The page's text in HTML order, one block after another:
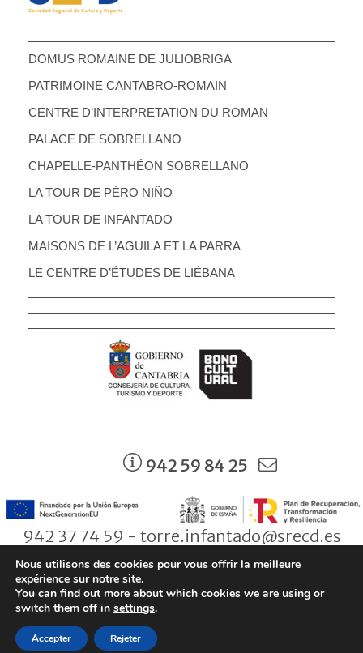
DOMUS ROMAINE DE JULIOBRIGA
PATRIMOINE CANTABRO-ROMAIN
CENTRE D’INTERPRETATION DU ROMAN
PALACE DE SOBRELLANO
CHAPELLE-PANTHÉON SOBRELLANO
LA TOUR DE PÉRO NIÑO
LA TOUR DE INFANTADO
MAISONS DE L’AGUILA ET LA PARRA
LE CENTRE D’ÉTUDES DE LIÉBANA
942 59 84 25
942 37 74 59 - torre.infantado@srecd.es
© Consejería de Cultura, Turismo y Deporte. Gobierno de Cantabria |
contratación | Política de Cookies
Nous utilisons des cookies pour vous offrir la meilleure
expérience sur notre site.
You can find out more about which cookies we are using or
switch them off in settings.
Accepter Rejeter